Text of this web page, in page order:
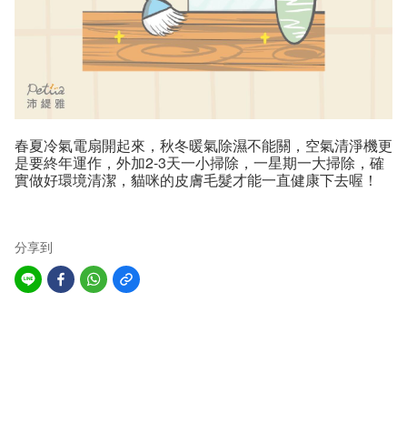
春夏冷氣電扇開起來，秋冬暖氣除濕不能關，空氣清淨機更
是要終年運作，外加2-3天一小掃除，一星期一大掃除，確
實做好環境清潔，貓咪的皮膚毛髮才能一直健康下去喔！
分享到